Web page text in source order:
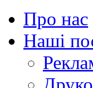
Про нас
Наші